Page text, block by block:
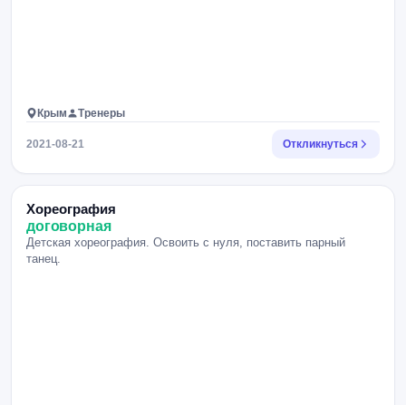
Крым Тренеры
2021-08-21 Откликнуться
Хореография
договорная
Детская хореография. Освоить с нуля, поставить парный
танец.